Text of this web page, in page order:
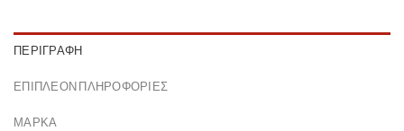
ΠΕΡΙΓΡΑΦΉ
ΕΠΙΠΛΈΟΝ ΠΛΗΡΟΦΟΡΊΕΣ
ΜΆΡΚΑ